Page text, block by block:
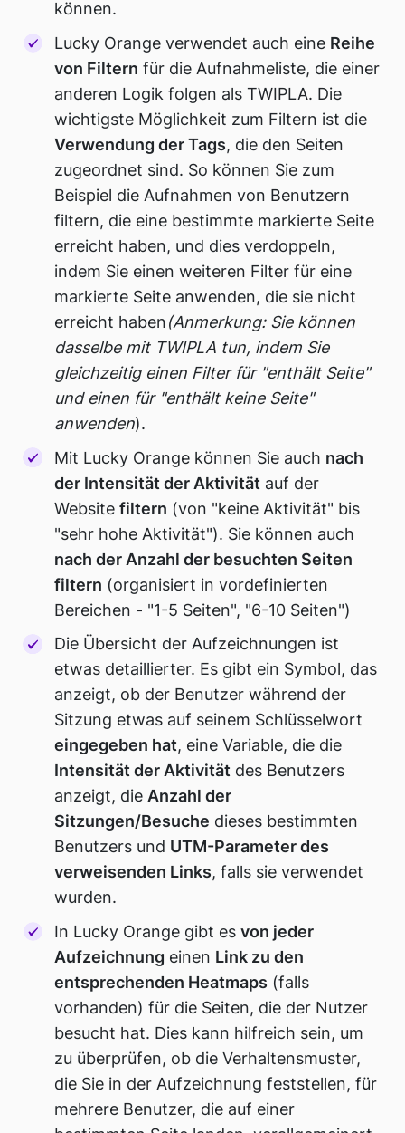
können.
Lucky Orange verwendet auch eine Reihe
von Filtern für die Aufnahmeliste, die einer
anderen Logik folgen als TWIPLA. Die
wichtigste Möglichkeit zum Filtern ist die
Verwendung der Tags, die den Seiten
zugeordnet sind. So können Sie zum
Beispiel die Aufnahmen von Benutzern
filtern, die eine bestimmte markierte Seite
erreicht haben, und dies verdoppeln,
indem Sie einen weiteren Filter für eine
markierte Seite anwenden, die sie nicht
erreicht haben(Anmerkung: Sie können
dasselbe mit TWIPLA tun, indem Sie
gleichzeitig einen Filter für "enthält Seite"
und einen für "enthält keine Seite"
anwenden).
Mit Lucky Orange können Sie auch nach
der Intensität der Aktivität auf der
Websitefiltern (von "keine Aktivität" bis
"sehr hohe Aktivität"). Sie können auch
nach der Anzahl der besuchten Seiten
filtern (organisiert in vordefinierten
Bereichen - "1-5 Seiten", "6-10 Seiten")
Die Übersicht der Aufzeichnungen ist
etwas detaillierter. Es gibt ein Symbol, das
anzeigt, ob der Benutzer während der
Sitzung etwas auf seinem Schlüsselwort
eingegeben hat, eine Variable, die die
Intensität der Aktivität des Benutzers
anzeigt, dieAnzahl der
Sitzungen/Besuche dieses bestimmten
Benutzers und UTM-Parameter des
verweisenden Links, falls sie verwendet
wurden.
In Lucky Orange gibt esvon jeder
Aufzeichnung einen Link zu den
entsprechenden Heatmaps (falls
vorhanden) für die Seiten, die der Nutzer
besucht hat. Dies kann hilfreich sein, um
zu überprüfen, ob die Verhaltensmuster,
die Sie in der Aufzeichnung feststellen, für
mehrere Benutzer, die auf einer